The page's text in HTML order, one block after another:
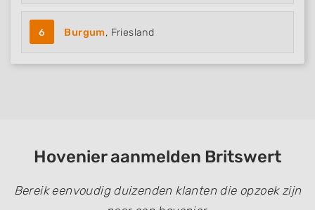
6 Burgum, Friesland
Hovenier aanmelden Britswert
Bereik eenvoudig duizenden klanten die opzoek zijn